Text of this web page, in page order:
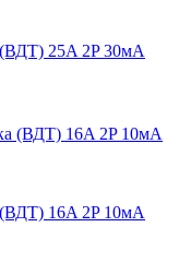
25A 2P 30мА
16A 2P 10мА